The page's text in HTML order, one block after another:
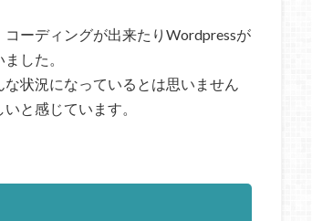
ーディングが出来たりWordpressが
した。
状況になっているとは思いません
と感じています。